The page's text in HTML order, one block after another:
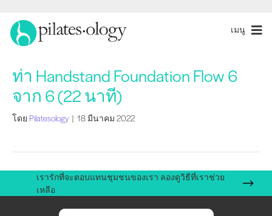
เมนู
ท่า Handstand Foundation Flow 6
จาก 6 (22 นาที)
โดย Pilatesology | 18 มีนาคม 2022
เรารักที่จะตอบแทนชุมชนของเรา ลองดูวิธีที่เราช่วย
เหลือ